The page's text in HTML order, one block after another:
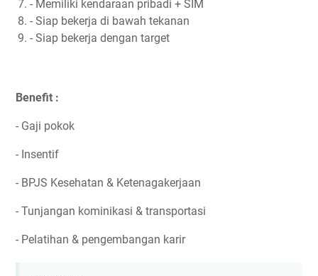
- Memiliki kendaraan pribadi + SIM
- Siap bekerja di bawah tekanan
- Siap bekerja dengan target
Benefit :
- Gaji pokok
- Insentif
- BPJS Kesehatan & Ketenagakerjaan
- Tunjangan kominikasi & transportasi
- Pelatihan & pengembangan karir